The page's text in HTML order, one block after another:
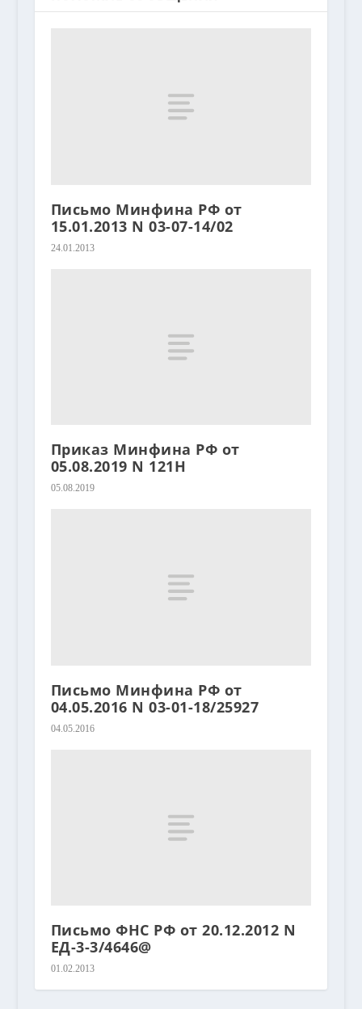
Письмо Минфина РФ от
15.01.2013 N 03-07-14/02
24.01.2013
Приказ Минфина РФ от
05.08.2019 N 121Н
05.08.2019
Письмо Минфина РФ от
04.05.2016 N 03-01-18/25927
04.05.2016
Письмо ФНС РФ от 20.12.2012 N
ЕД-3-3/4646@
01.02.2013